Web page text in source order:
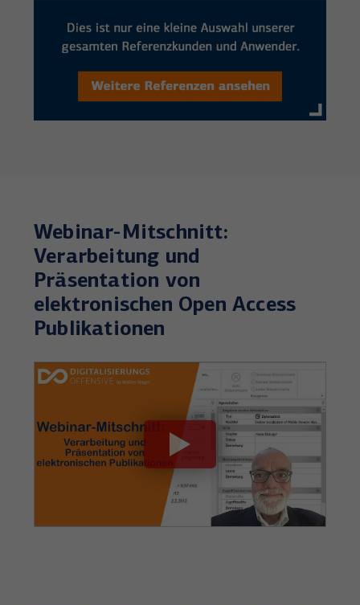
Webinar-Mitschnitt:
Verarbeitung und
Präsentation von
elektronischen Open Access
Publikationen